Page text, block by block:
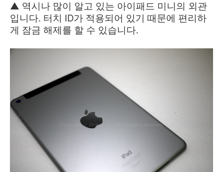
▲ 역시나 많이 알고 있는 아이패드 미니의 외관
입니다. 터치 ID가 적용되어 있기 때문에 편리하
게 잠금 해제를 할 수 있습니다.